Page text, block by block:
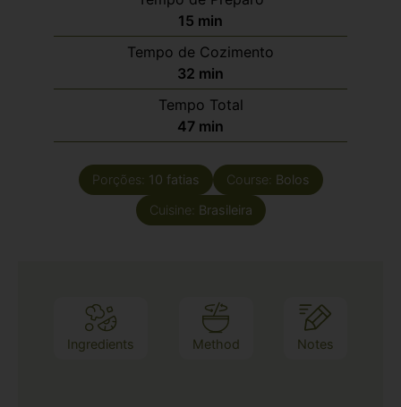
15 min
Tempo de Cozimento
32 min
Tempo Total
47 min
Porções: 10 fatias Course: Bolos
Cuisine: Brasileira
Ingredients Method Notes